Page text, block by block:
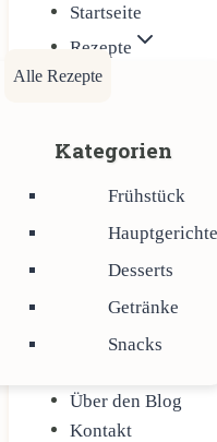
Startseite
Rezepte
Alle Rezepte
Kategorien
Frühstück
Hauptgerichte
Desserts
Getränke
Snacks
Über den Blog
Kontakt